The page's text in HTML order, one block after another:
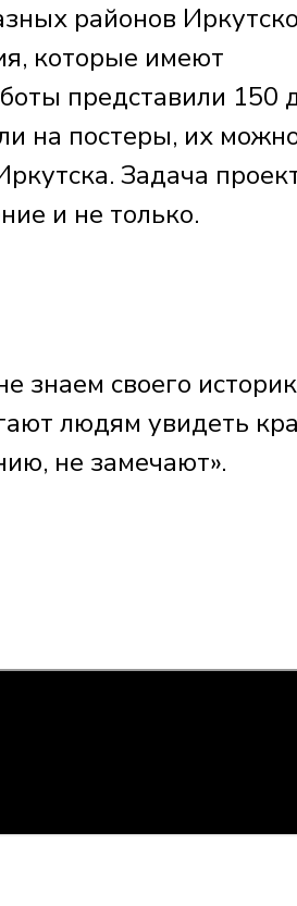
районов
которые имеют
представили 150
на постеры, их
Задача
и не только.
знаем своего
людям увидеть
не замечают».